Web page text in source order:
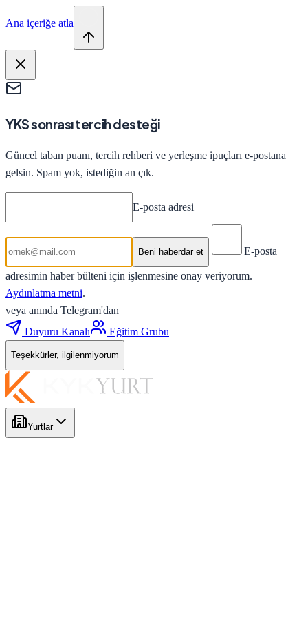
Ana içeriğe atla
YKS sonrası tercih desteği
Güncel taban puanı, tercih rehberi ve yerleşme ipuçları e-postana
gelsin. Spam yok, istediğin an çık.
E-posta adresi
Beni haberdar et E-posta
adresimin haber bülteni için işlenmesine onay veriyorum.
Aydınlatma metni.
veya anında Telegram'dan
Duyuru Kanalı
Eğitim Grubu
Teşekkürler, ilgilenmiyorum
Yurtlar